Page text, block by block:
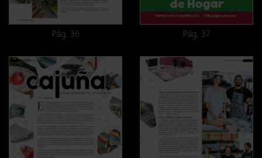
Pág. 36 Pág. 37